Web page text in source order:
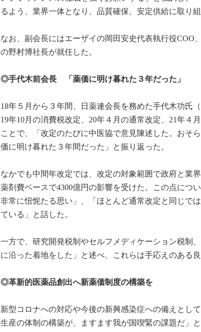
るよう、業界一体となり、品質確保、安定供給に取り
なお、副会長にはエーザイの岡田安史代表執行役COO
の野村博社長が就任した。
◎手代木前会長 「薬価に明け暮れた３年だった」
18年５月から３年間、日薬連会長を務めた手代木功氏
19年10月の消費税改定、20年４月の通常改定、21年４
ことで、「改定のたびに中医協で意見陳述した。おそ
価に明け暮れた３年間だった」と振り返った。
なかでも中間年改定では、改定の対象範囲で政府と業
薬剤費ベースで4300億円の影響を受けた。この点につ
非常に忸怩たる思い」、「ほとんど通常改定と同じで
ている」と話した。
一方で、研究開発税制やセルフメディケーション税制
に沿った着地をした」と述べ、これらは手応えのある
◎革新的医薬品創出へ新薬価制度の構築を
新型コロナへの対応や今後の新興感染症への備えとし
生産の体制の構築が、ますます我が国喫緊の課題だ」